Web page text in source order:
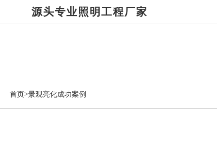
源头专业照明工程厂家
首页>景观亮化成功案例